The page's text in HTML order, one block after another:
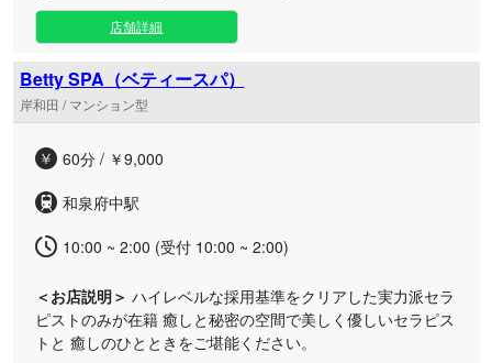
店舗詳細
Betty SPA（ベティースパ）
岸和田 / マンション型
60分 / ￥9,000
和泉府中駅
10:00 ~ 2:00 (受付 10:00 ~ 2:00)
＜お店説明＞ ハイレベルな採用基準をクリアした実力派セラ
ピストのみが在籍 ​癒しと秘密の空間で美しく優しいセラピス
トと 癒しのひとときをご堪能ください。